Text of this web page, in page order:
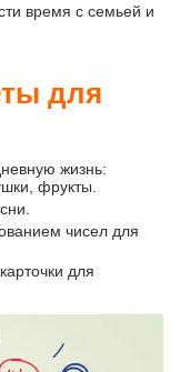
время с семьей и
для
жизнь:
фрукты.
чисел для
для